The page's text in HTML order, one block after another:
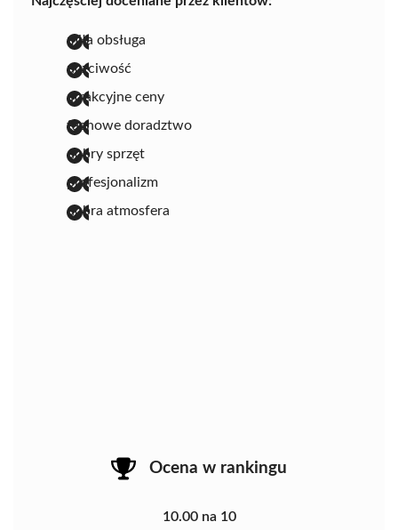
miła obsługa
uczciwość
atrakcyjne ceny
fachowe doradztwo
dobry sprzęt
profesjonalizm
dobra atmosfera
Ocena w rankingu
10.00 na 10